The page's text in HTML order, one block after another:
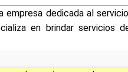
empresa dedicada al
en brindar servicios